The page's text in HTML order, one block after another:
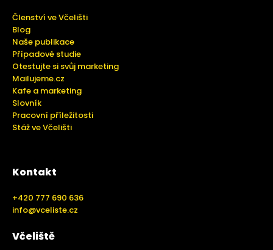
Členství ve Včelišti
Blog
Naše publikace
Případové studie
Otestujte si svůj marketing
Mailujeme.cz
Kafe a marketing
Slovník
Pracovní příležitosti
Stáž ve Včelišti
Kontakt
+420 777 690 636
info@vceliste.cz
Včeliště